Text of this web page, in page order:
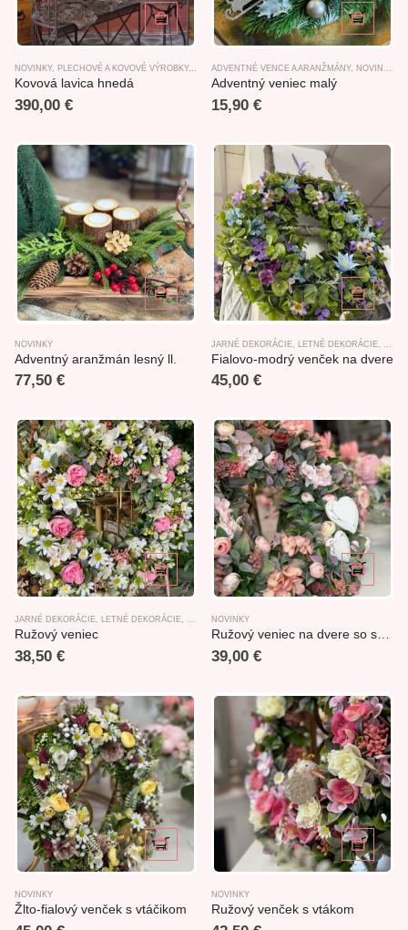
NOVINKY, PLECHOVÉ A KOVOVÉ VÝROBKY, ZÁHRADNÝ NÁBYTOK
Kovová lavica hnedá
390,00 €
ADVENTNÉ VENCE A ARANŽMÁNY, NOVINKY
Adventný veniec malý
15,90 €
NOVINKY
Adventný aranžmán lesný ll.
77,50 €
JARNÉ DEKORÁCIE LETNÉ DEKORÁCIE
Fialovo-modrý venček na dvere
45,00 €
JARNÉ DEKORÁCIE LETNÉ DEKORÁCIE NOVINKY, VENCE NA DVERE
Ružový veniec
38,50 €
NOVINKY
39,00 €
NOVINKY
Žlto-fialový venček s vtáčikom
NOVINKY
Ružový venček s vtákom